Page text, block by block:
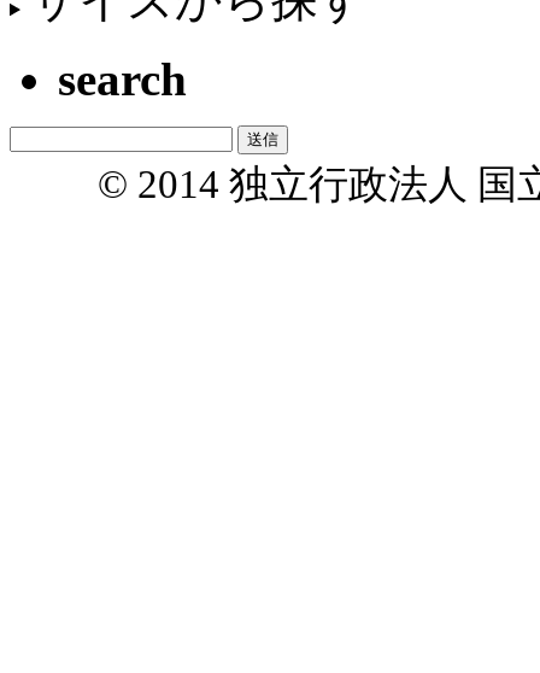
search
© 2014 独立行政法人 国